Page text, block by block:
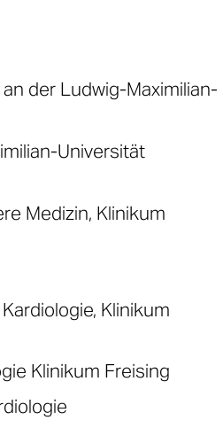
der Ludwig-Maximilian-
Universität
Medizin, Klinikum
Klinikum
Klinikum Freising